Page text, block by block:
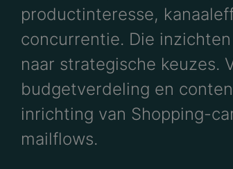
productinteresse,
concurrentie. Die
naar strategische keuzes.
budgetverdeling en
inrichting van Shopping-
mailflows.